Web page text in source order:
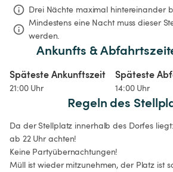
Drei Nächte maximal hintereinander
Mindestens eine Nacht muss dieser
werden.
Ankunfts &
Späteste Ankunftszeit
21:00 Uhr
Späteste
14:00 Uhr
Regeln des
Da der Stellplatz innerhalb des Dorfes
ab 22 Uhr achten!
Keine Partyübernachtungen!
Müll ist wieder mitzunehmen, der Platz ist